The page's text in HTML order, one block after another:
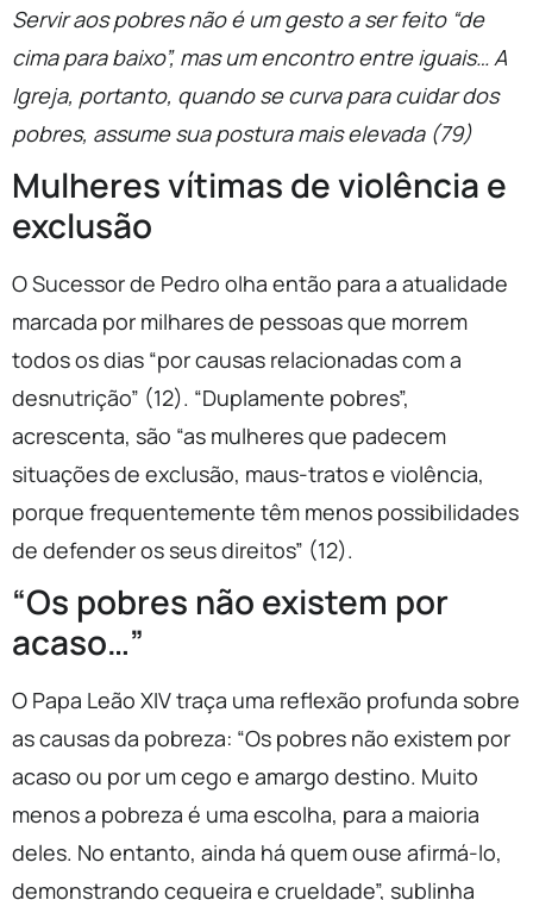
Servir aos pobres não é um gesto a ser feito “de
cima para baixo”, mas um encontro entre iguais… A
Igreja, portanto, quando se curva para cuidar dos
pobres, assume sua postura mais elevada (79)
Mulheres vítimas de violência e
exclusão
O Sucessor de Pedro olha então para a atualidade
marcada por milhares de pessoas que morrem
todos os dias “por causas relacionadas com a
desnutrição” (12). “Duplamente pobres”,
acrescenta, são “as mulheres que padecem
situações de exclusão, maus-tratos e violência,
porque frequentemente têm menos possibilidades
de defender os seus direitos” (12).
“Os pobres não existem por
acaso…”
O Papa Leão XIV traça uma reflexão profunda sobre
as causas da pobreza: “Os pobres não existem por
acaso ou por um cego e amargo destino. Muito
menos a pobreza é uma escolha, para a maioria
deles. No entanto, ainda há quem ouse afirmá-lo,
demonstrando cegueira e crueldade”, sublinha